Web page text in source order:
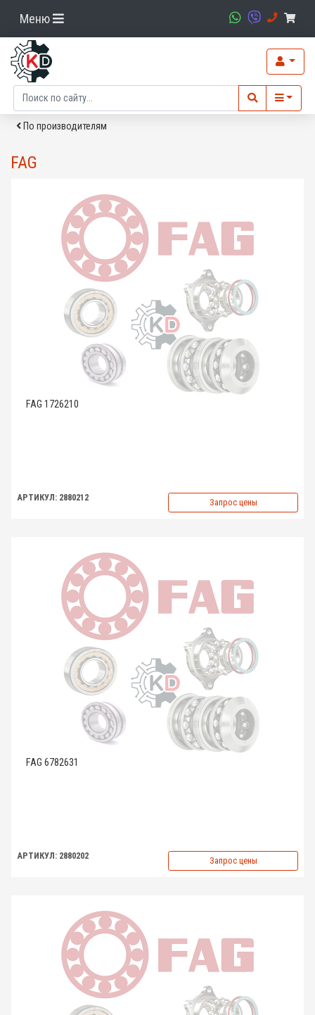
Меню
По производителям
FAG
FAG 1726210
АРТИКУЛ: 2880212 Запрос цены
FAG 6782631
АРТИКУЛ: 2880202 Запрос цены